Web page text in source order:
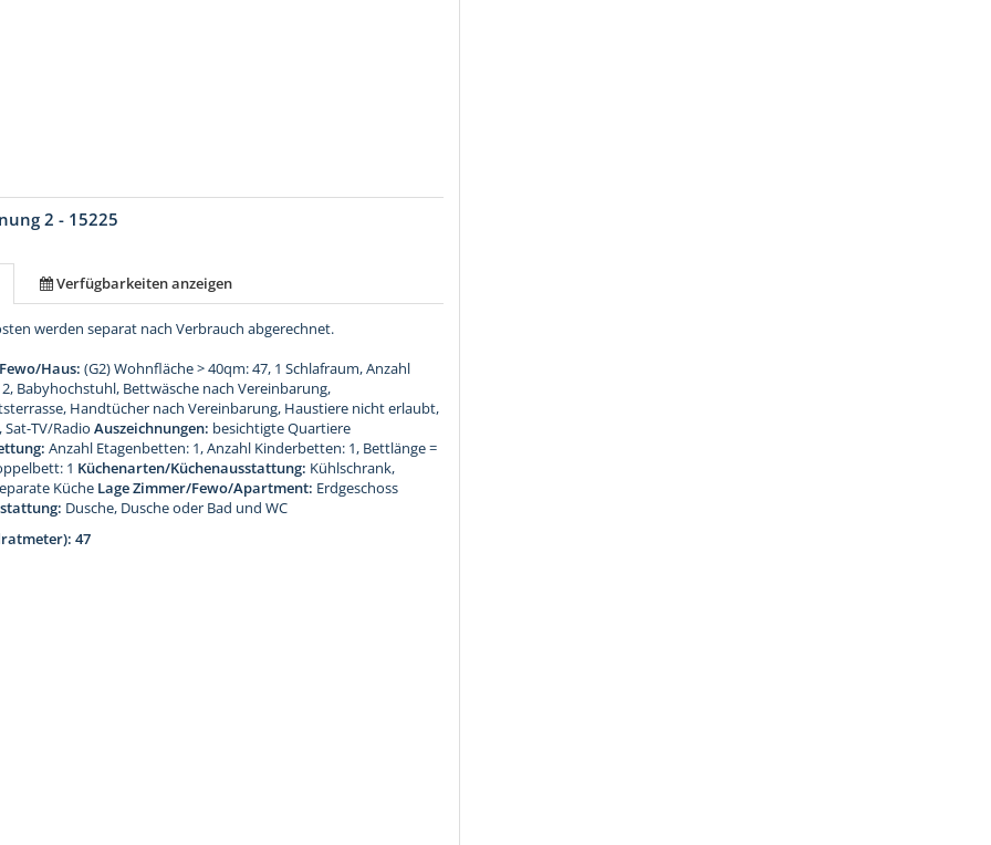
2 - 15225
Verfügbarkeiten anzeigen
werden separat nach Verbrauch abgerechnet.
Haus:(G2) Wohnfläche > 40qm: 47, 1 Schlafraum, Anzahl
Babyhochstuhl, Bettwäsche nach Vereinbarung,
Handtücher nach Vereinbarung, Haustiere nicht erlaubt,
TV/Radio Auszeichnungen: besichtigte Quartiere
Anzahl Etagenbetten: 1, Anzahl Kinderbetten: 1, Bettlänge =
1 Küchenarten/Küchenausstattung: Kühlschrank,
Küche Lage Zimmer/Fewo/Apartment: Erdgeschoss
Dusche, Dusche oder Bad und WC
47